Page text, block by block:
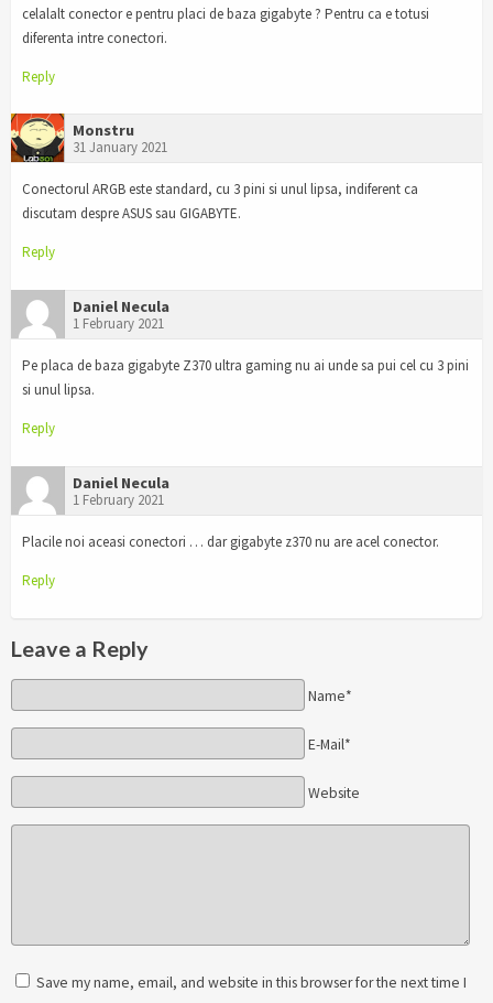
celalalt conector e pentru placi de baza gigabyte ? Pentru ca e totusi
diferenta intre conectori.
Reply
Monstru
31 January 2021
Conectorul ARGB este standard, cu 3 pini si unul lipsa, indiferent ca
discutam despre ASUS sau GIGABYTE.
Reply
Daniel Necula
1 February 2021
Pe placa de baza gigabyte Z370 ultra gaming nu ai unde sa pui cel cu 3 pini
si unul lipsa.
Reply
Daniel Necula
1 February 2021
Placile noi aceasi conectori … dar gigabyte z370 nu are acel conector.
Reply
Leave a Reply
Name*
E-Mail*
Website
Save my name, email, and website in this browser for the next time I